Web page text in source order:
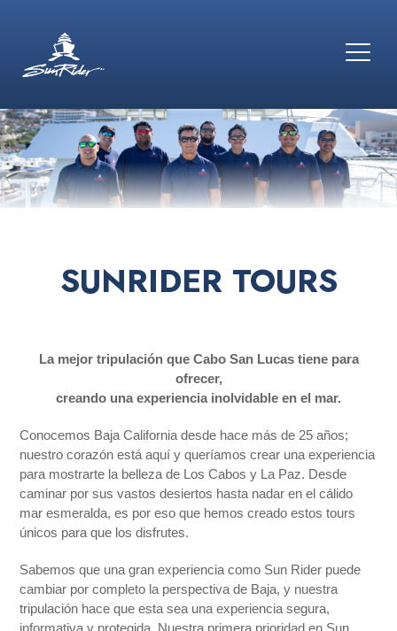
SUNRIDER TOURS
La mejor tripulación que Cabo San Lucas tiene para
ofrecer,
creando una experiencia inolvidable en el mar.
Conocemos Baja California desde hace más de 25 años;
nuestro corazón está aquí y queríamos crear una experiencia
para mostrarte la belleza de Los Cabos y La Paz. Desde
caminar por sus vastos desiertos hasta nadar en el cálido
mar esmeralda, es por eso que hemos creado estos tours
únicos para que los disfrutes.
Sabemos que una gran experiencia como Sun Rider puede
cambiar por completo la perspectiva de Baja, y nuestra
tripulación hace que esta sea una experiencia segura,
informativa y protegida. Nuestra primera prioridad en Sun